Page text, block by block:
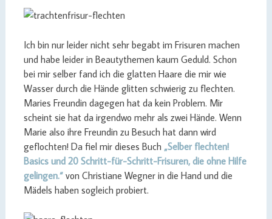
Ich bin nur leider nicht sehr begabt im Frisuren machen
und habe leider in Beautythemen kaum Geduld. Schon
bei mir selber fand ich die glatten Haare die mir wie
Wasser durch die Hände glitten schwierig zu flechten.
Maries Freundin dagegen hat da kein Problem. Mir
scheint sie hat da irgendwo mehr als zwei Hände. Wenn
Marie also ihre Freundin zu Besuch hat dann wird
geflochten! Da fiel mir dieses Buch „Selber flechten!
Basics und 20 Schritt-für-Schritt-Frisuren, die ohne Hilfe
gelingen.“von Christiane Wegner in die Hand und die
Mädels haben sogleich probiert.